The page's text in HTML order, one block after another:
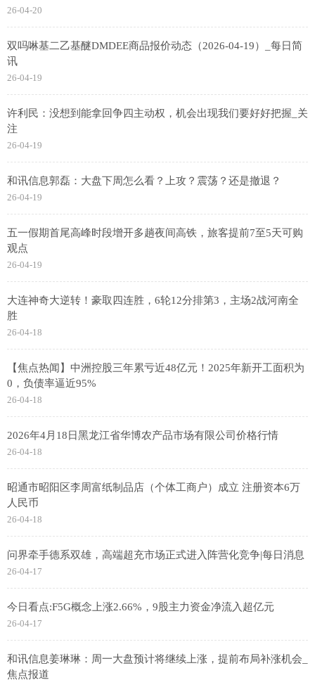
26-04-20
双吗啉基二乙基醚DMDEE商品报价动态（2026-04-19）_每日简
讯
26-04-19
许利民：没想到能拿回争四主动权，机会出现我们要好好把握_关
注
26-04-19
和讯信息郭磊：大盘下周怎么看？上攻？震荡？还是撤退？
26-04-19
五一假期首尾高峰时段增开多趟夜间高铁，旅客提前7至5天可购
观点
26-04-19
大连神奇大逆转！豪取四连胜，6轮12分排第3，主场2战河南全
胜
26-04-18
【焦点热闻】中洲控股三年累亏近48亿元！2025年新开工面积为
0，负债率逼近95%
26-04-18
2026年4月18日黑龙江省华博农产品市场有限公司价格行情
26-04-18
昭通市昭阳区李周富纸制品店（个体工商户）成立 注册资本6万
人民币
26-04-18
问界牵手德系双雄，高端超充市场正式进入阵营化竞争|每日消息
26-04-17
今日看点:F5G概念上涨2.66%，9股主力资金净流入超亿元
26-04-17
和讯信息姜琳琳：周一大盘预计将继续上涨，提前布局补涨机会_
焦点报道